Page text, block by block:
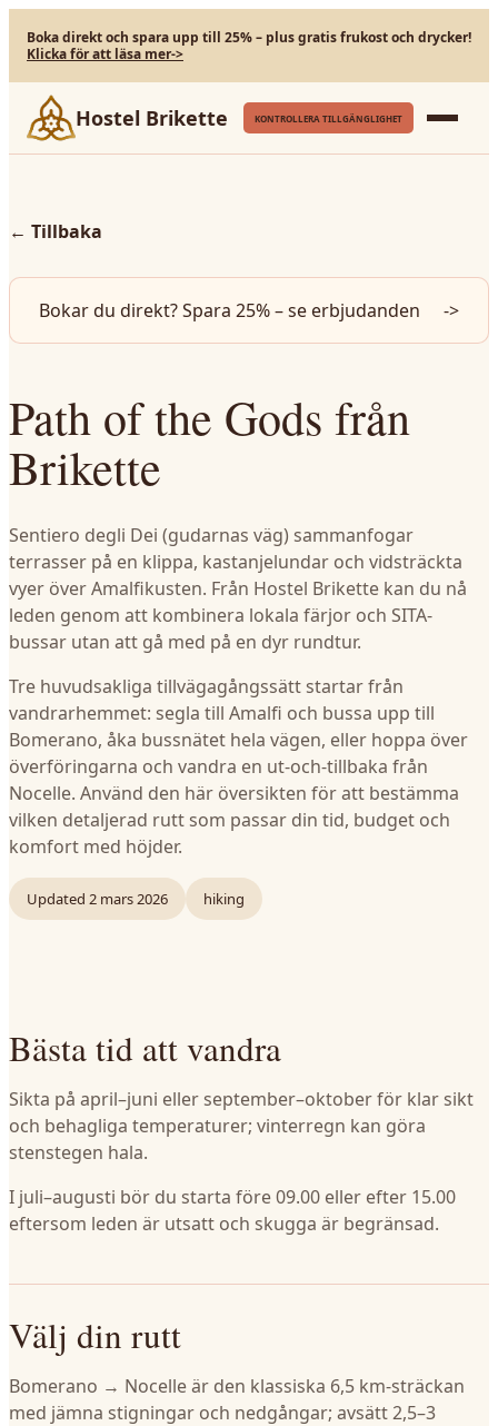
Boka direkt och spara upp till 25% – plus gratis frukost och drycker!
Klicka för att läsa mer->
Hostel Brikette KONTROLLERA TILLGÄNGLIGHET
← Tillbaka
Bokar du direkt? Spara 25% – se erbjudanden ->
Path of the Gods från
Brikette
Sentiero degli Dei (gudarnas väg) sammanfogar
terrasser på en klippa, kastanjelundar och vidsträckta
vyer över Amalfikusten. Från Hostel Brikette kan du nå
leden genom att kombinera lokala färjor och SITA-
bussar utan att gå med på en dyr rundtur.
Tre huvudsakliga tillvägagångssätt startar från
vandrarhemmet: segla till Amalfi och bussa upp till
Bomerano, åka bussnätet hela vägen, eller hoppa över
överföringarna och vandra en ut-och-tillbaka från
Nocelle. Använd den här översikten för att bestämma
vilken detaljerad rutt som passar din tid, budget och
komfort med höjder.
Updated 2 mars 2026 hiking
Bästa tid att vandra
Sikta på april–juni eller september–oktober för klar sikt
och behagliga temperaturer; vinterregn kan göra
stenstegen hala.
I juli–augusti bör du starta före 09.00 eller efter 15.00
eftersom leden är utsatt och skugga är begränsad.
Välj din rutt
Bomerano → Nocelle är den klassiska 6,5 km-sträckan
med jämna stigningar och nedgångar; avsätt 2,5–3